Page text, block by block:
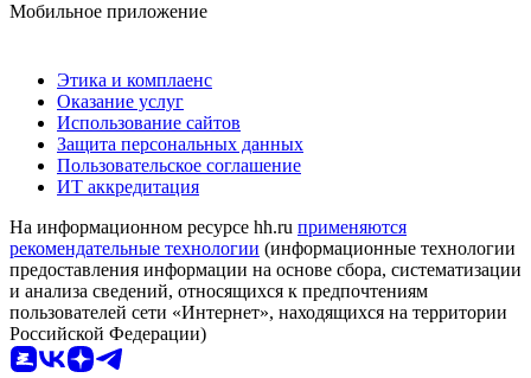
Мобильное приложение
Этика и комплаенс
Оказание услуг
Использование сайтов
Защита персональных данных
Пользовательское соглашение
ИТ аккредитация
На информационном ресурсе hh.ru применяются
рекомендательные технологии (информационные технологии
предоставления информации на основе сбора, систематизации
и анализа сведений, относящихся к предпочтениям
пользователей сети «Интернет», находящихся на территории
Российской Федерации)